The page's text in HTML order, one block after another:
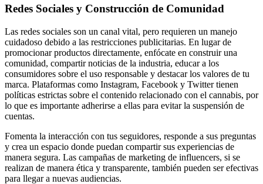
Redes Sociales y Construcción de Comunidad
Las redes sociales son un canal vital, pero requieren un manejo
cuidadoso debido a las restricciones publicitarias. En lugar de
promocionar productos directamente, enfócate en construir una
comunidad, compartir noticias de la industria, educar a los
consumidores sobre el uso responsable y destacar los valores de tu
marca. Plataformas como Instagram, Facebook y Twitter tienen
políticas estrictas sobre el contenido relacionado con el cannabis, por
lo que es importante adherirse a ellas para evitar la suspensión de
cuentas.
Fomenta la interacción con tus seguidores, responde a sus preguntas
y crea un espacio donde puedan compartir sus experiencias de
manera segura. Las campañas de marketing de influencers, si se
realizan de manera ética y transparente, también pueden ser efectivas
para llegar a nuevas audiencias.